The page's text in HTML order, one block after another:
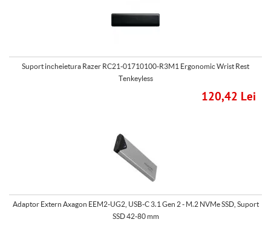
Suport incheietura Razer RC21-01710100-R3M1 Ergonomic Wrist Rest
Tenkeyless
120,42 Lei
Adaptor Extern Axagon EEM2-UG2, USB-C 3.1 Gen 2 - M.2 NVMe SSD, Suport
SSD 42-80 mm